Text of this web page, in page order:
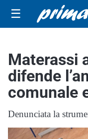
☰
Materassi
difende
comunale
Denunciata la